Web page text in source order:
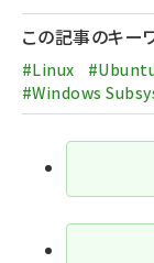
この記事のキー
#Linux
#Windows